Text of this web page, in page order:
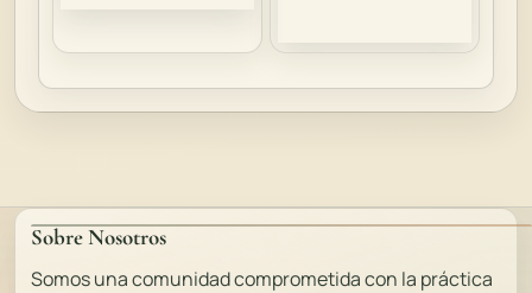
Sobre Nosotros
Somos una comunidad comprometida con la práctica